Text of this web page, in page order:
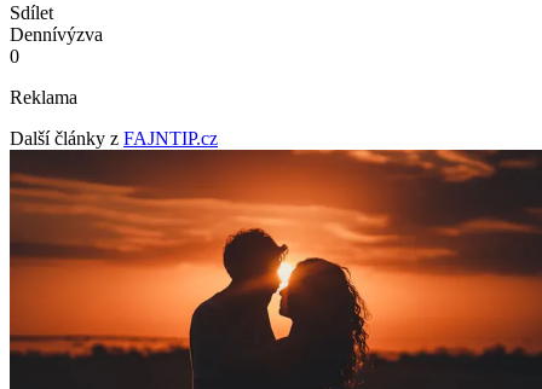
Sdílet
Dennívýzva
0
Reklama
Další články z FAJNTIP.cz